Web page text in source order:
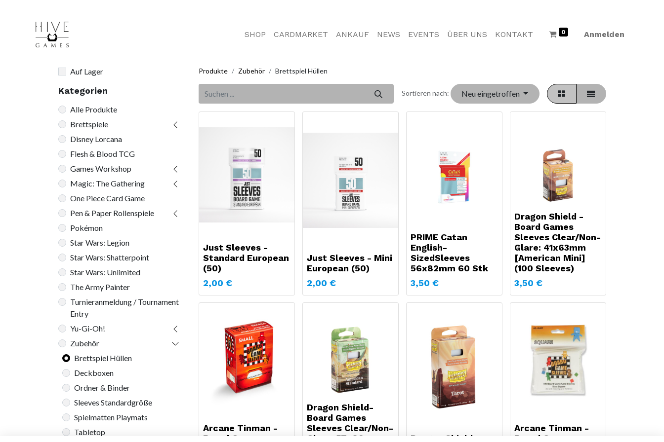
SHOP CARDMARKET ANKAUF NEWS EVENTS ÜBER UNS KONTAKT 0 Anmelden
Auf Lager
Kategorien
Alle Produkte
Brettspiele
Disney Lorcana
Flesh & Blood TCG
Games Workshop
Magic: The Gathering
One Piece Card Game
Pen & Paper Rollenspiele
Pokémon
Star Wars: Legion
Star Wars: Shatterpoint
Star Wars: Unlimited
The Army Painter
Turnieranmeldung / Tournament
Entry
Yu-Gi-Oh!
Zubehör
Brettspiel Hüllen
Deckboxen
Ordner & Binder
Sleeves Standardgröße
Spielmatten Playmats
Tabletop
Produkte Zubehör Brettspiel Hüllen
Sortieren nach: Neu eingetroffen
Just Sleeves -
Standard European
(50)
2,00 €
Just Sleeves - Mini
European (50)
2,00 €
PRIME Catan
English-
SizedSleeves
56x82mm 60 Stk
3,50 €
Dragon Shield -
Board Games
Sleeves Clear/Non-
Glare: 41x63mm
[American Mini]
(100 Sleeves)
3,50 €
Arcane Tinman -
Board Games
Dragon Shield-
Board Games
Sleeves Clear/Non-
Glare: 57x89mm
Dragon Shield
Arcane Tinman -
Board Games